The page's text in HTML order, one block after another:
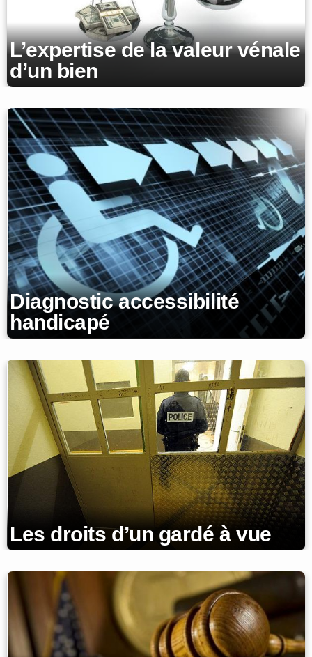
L’expertise de la valeur vénale
d’un bien
Diagnostic accessibilité
handicapé
Les droits d’un gardé à vue